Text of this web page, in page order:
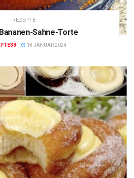
REZEPTE
Sahne-Torte
18 JANUAR 2024